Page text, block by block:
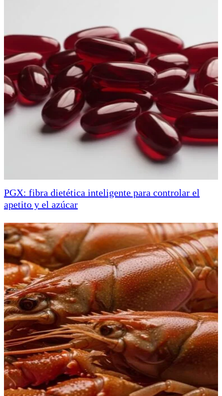
PGX: fibra dietética inteligente para controlar el
apetito y el azúcar